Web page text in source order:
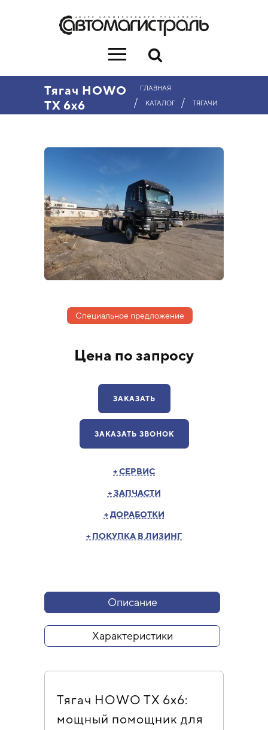
Тягач HOWO
TX 6х6
ГЛАВНАЯ
/ КАТАЛОГ / ТЯГАЧИ
Специальное предложение
Цена по запросу
ЗАКАЗАТЬ
ЗАКАЗАТЬ ЗВОНОК
+ СЕРВИС
+ ЗАПЧАСТИ
+ ДОРАБОТКИ
+ ПОКУПКА В ЛИЗИНГ
Описание
Характеристики
Тягач HOWO TX 6х6:
мощный помощник для